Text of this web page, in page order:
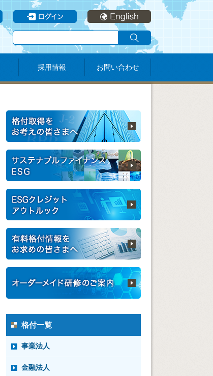
採用情報 お問い合わせ
格付一覧
事業法人
金融法人